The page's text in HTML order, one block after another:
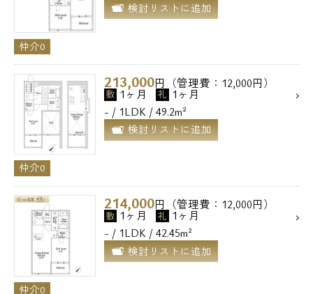
検討リストに追加
仲介0
213,000円（管理費：12,000円）
敷 1ヶ月 礼 1ヶ月
- / 1LDK / 49.2m²
検討リストに追加
仲介0
214,000円（管理費：12,000円）
敷 1ヶ月 礼 1ヶ月
- / 1LDK / 42.45m²
検討リストに追加
仲介0